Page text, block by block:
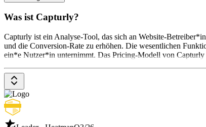
Was ist Capturly?
Capturly ist ein Analyse-Tool, das sich an Website-
und die Conversion-Rate zu erhöhen. Die wesentlichen
ein*e Nutzer*in unternimmt. Das Pricing-Modell von